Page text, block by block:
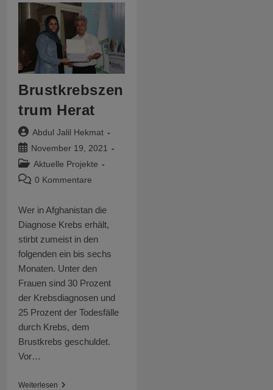
Brustkrebszen
trum Herat
Beitrags-
Autor:
Abdul Jalil Hekmat
Beitrag
veröffentlicht:
November 19, 2021
Beitrags-
Kategorie:
Aktuelle Projekte
Beitrags-0 Kommentare
Wer in Afghanistan die
Diagnose Krebs erhält,
stirbt zumeist in den
folgenden ein bis sechs
Monaten. Unter den
Frauen sind 30 Prozent
der Krebsdiagnosen und
25 Prozent der Todesfälle
durch Krebs, dem
Brustkrebs geschuldet.
Vor…
WeiterlesenBrustkrebszentrum